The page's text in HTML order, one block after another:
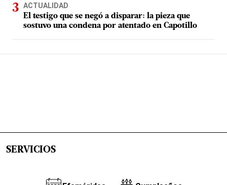
ACTUALIDAD
El testigo que se negó a disparar: la pieza que
sostuvo una condena por atentado en Capotillo
SERVICIOS